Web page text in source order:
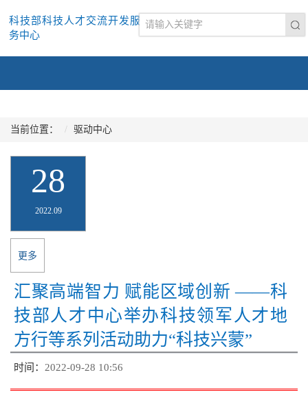
科技部科技人才交流开发服
务中心
当前位置： 驱动中心
28
2022.09
更多
汇聚高端智力 赋能区域创新 ——科
技部人才中心举办科技领军人才地
方行等系列活动助力“科技兴蒙”
时间： 2022-09-28 10:56